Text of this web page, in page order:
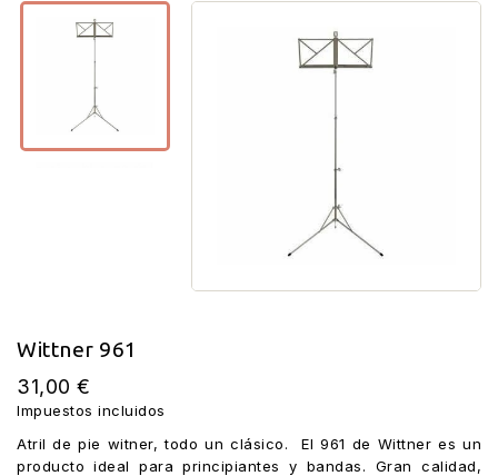
Wittner 961
31,00 €
Impuestos incluidos
Atril de pie witner, todo un clásico. El 961 de Wittner es un
producto ideal para principiantes y bandas. Gran calidad,